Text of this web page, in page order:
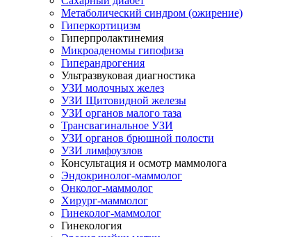
Метаболический синдром (ожирение)
Гиперкортицизм
Гиперпролактинемия
Микроаденомы гипофиза
Гиперандрогения
Ультразвуковая диагностика
УЗИ молочных желез
УЗИ Щитовидной железы
УЗИ органов малого таза
Трансвагинальное УЗИ
УЗИ органов брюшной полости
УЗИ лимфоузлов
Консультация и осмотр маммолога
Эндокринолог-маммолог
Онколог-маммолог
Хирург-маммолог
Гинеколог-маммолог
Гинекология